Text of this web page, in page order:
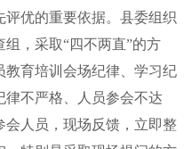
优的重要依据。县委组织
，采取“四不两直”的方
育培训会场纪律、学习纪
不严格、人员参会不达
人员，现场反馈，立即整